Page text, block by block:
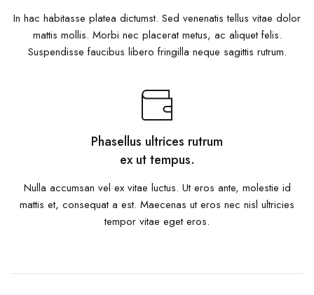
In hac habitasse platea dictumst. Sed venenatis tellus vitae dolor
mattis mollis. Morbi nec placerat metus, ac aliquet felis.
Suspendisse faucibus libero fringilla neque sagittis rutrum.
Phasellus ultrices rutrum
ex ut tempus.
Nulla accumsan vel ex vitae luctus. Ut eros ante, molestie id
mattis et, consequat a est. Maecenas ut eros nec nisl ultricies
tempor vitae eget eros.